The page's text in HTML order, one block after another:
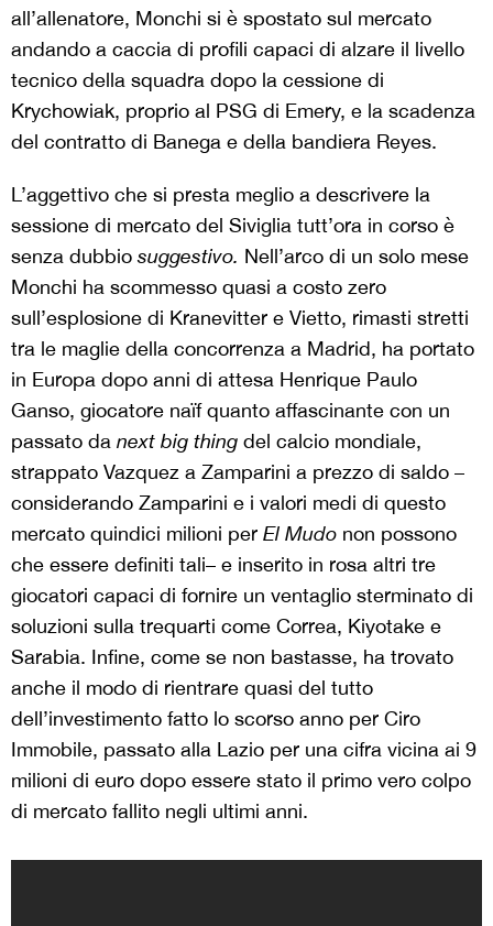
all’allenatore, Monchi si è spostato sul mercato
andando a caccia di profili capaci di alzare il livello
tecnico della squadra dopo la cessione di
Krychowiak, proprio al PSG di Emery, e la scadenza
del contratto di Banega e della bandiera Reyes.
L’aggettivo che si presta meglio a descrivere la
sessione di mercato del Siviglia tutt’ora in corso è
senza dubbio suggestivo. Nell’arco di un solo mese
Monchi ha scommesso quasi a costo zero
sull’esplosione di Kranevitter e Vietto, rimasti stretti
tra le maglie della concorrenza a Madrid, ha portato
in Europa dopo anni di attesa Henrique Paulo
Ganso, giocatore naïf quanto affascinante con un
passato da next big thing del calcio mondiale,
strappato Vazquez a Zamparini a prezzo di saldo –
considerando Zamparini e i valori medi di questo
mercato quindici milioni per El Mudo non possono
che essere definiti tali– e inserito in rosa altri tre
giocatori capaci di fornire un ventaglio sterminato di
soluzioni sulla trequarti come Correa, Kiyotake e
Sarabia. Infine, come se non bastasse, ha trovato
anche il modo di rientrare quasi del tutto
dell’investimento fatto lo scorso anno per Ciro
Immobile, passato alla Lazio per una cifra vicina ai 9
milioni di euro dopo essere stato il primo vero colpo
di mercato fallito negli ultimi anni.